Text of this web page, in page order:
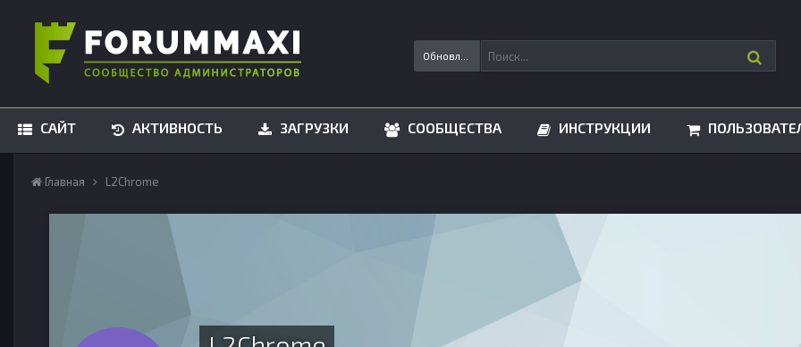
САЙТ АКТИВНОСТЬ ЗАГРУЗКИ СООБЩЕСТВА ИНСТРУКЦИИ
Главная L2Chrome